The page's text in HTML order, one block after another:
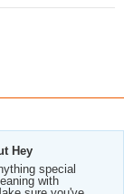
Hey
special
with